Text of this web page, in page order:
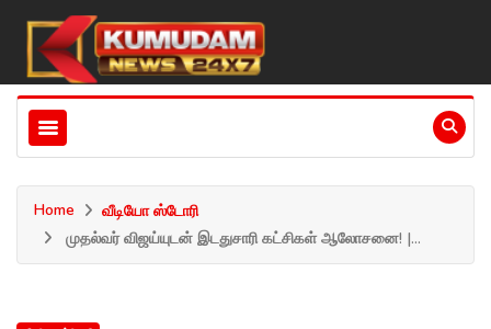
Home
வீடியோ ஸ்டோரி
முதல்வர் விஜய்யுடன் இடதுசாரி கட்சிகள் ஆலோசனை! |...